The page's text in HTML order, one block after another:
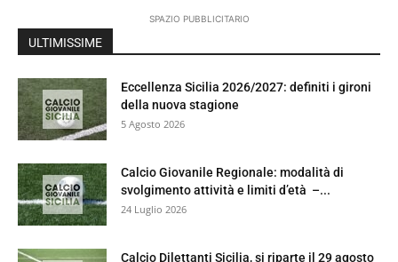
SPAZIO PUBBLICITARIO
ULTIMISSIME
Eccellenza Sicilia 2026/2027: definiti i gironi
della nuova stagione
5 Agosto 2026
Calcio Giovanile Regionale: modalità di
svolgimento attività e limiti d’età –...
24 Luglio 2026
Calcio Dilettanti Sicilia, si riparte il 29 agosto